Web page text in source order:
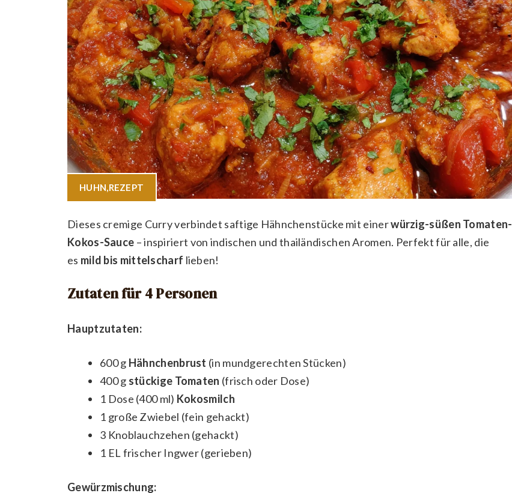
HUHN,REZEPT
Dieses cremige Curry verbindet saftige Hähnchenstücke mit einerwürzig-süßen Tomaten-
Kokos-Sauce – inspiriert von indischen und thailändischen Aromen. Perfekt für alle, die
es mild bis mittelscharf lieben!
Zutaten für 4 Personen
Hauptzutaten:
600 g Hähnchenbrust (in mundgerechten Stücken)
400 g stückige Tomaten (frisch oder Dose)
1 Dose (400 ml) Kokosmilch
1 große Zwiebel (fein gehackt)
3 Knoblauchzehen (gehackt)
1 EL frischer Ingwer (gerieben)
Gewürzmischung: